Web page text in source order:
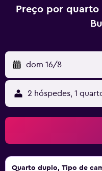
Preço por quarto
dom 16/8
2 hóspedes, 1
Quarto duplo, Tipo de